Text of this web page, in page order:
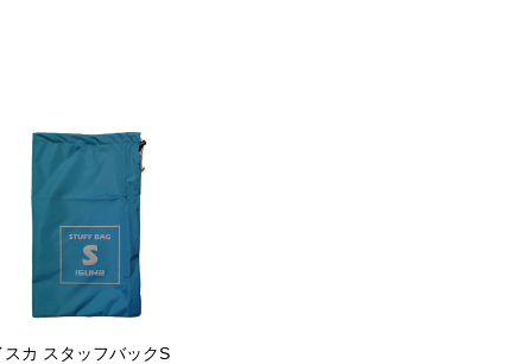
スカ スタッフバックS